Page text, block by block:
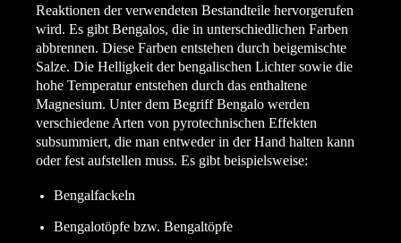
Reaktionen der verwendeten Bestandteile hervorgerufen
wird. Es gibt Bengalos, die in unterschiedlichen Farben
abbrennen. Diese Farben entstehen durch beigemischte
Salze. Die Helligkeit der bengalischen Lichter sowie die
hohe Temperatur entstehen durch das enthaltene
Magnesium. Unter dem Begriff Bengalo werden
verschiedene Arten von pyrotechnischen Effekten
subsummiert, die man entweder in der Hand halten kann
oder fest aufstellen muss. Es gibt beispielsweise:
Bengalfackeln
Bengalotöpfe bzw. Bengaltöpfe